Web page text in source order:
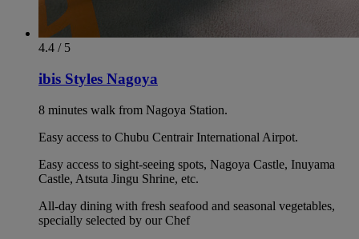
4.4 / 5
ibis Styles Nagoya
8 minutes walk from Nagoya Station.
Easy access to Chubu Centrair International Airpot.
Easy access to sight-seeing spots, Nagoya Castle, Inuyama
Castle, Atsuta Jingu Shrine, etc.
All-day dining with fresh seafood and seasonal vegetables,
specially selected by our Chef